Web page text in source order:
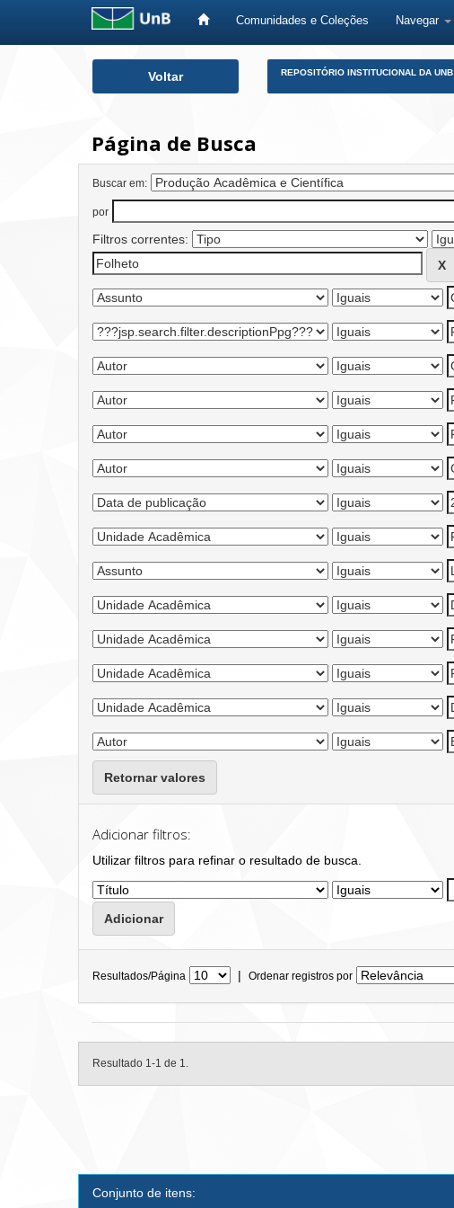
Comunidades e Coleções Navegar
Voltar REPOSITÓRIO INSTITUCIONAL DA UNB
Página de Busca
Buscar em:
por
Filtros correntes:
Retornar valores
Adicionar filtros:
Utilizar filtros para refinar o resultado de busca.
Resultados/Página | Ordenar registros por
Resultado 1-1 de 1.
Conjunto de itens: